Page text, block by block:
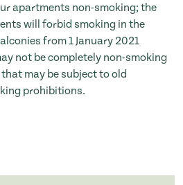
apartments non-smoking; the
will forbid smoking in the
from 1 January 2021
not be completely non-smoking
may be subject to old
prohibitions.